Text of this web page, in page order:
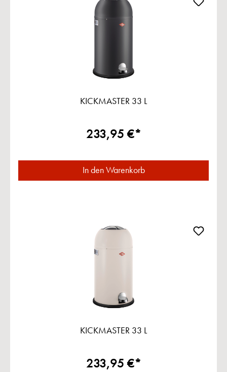
KICKMASTER 33 L
233,95 €*
In den Warenkorb
KICKMASTER 33 L
233,95 €*